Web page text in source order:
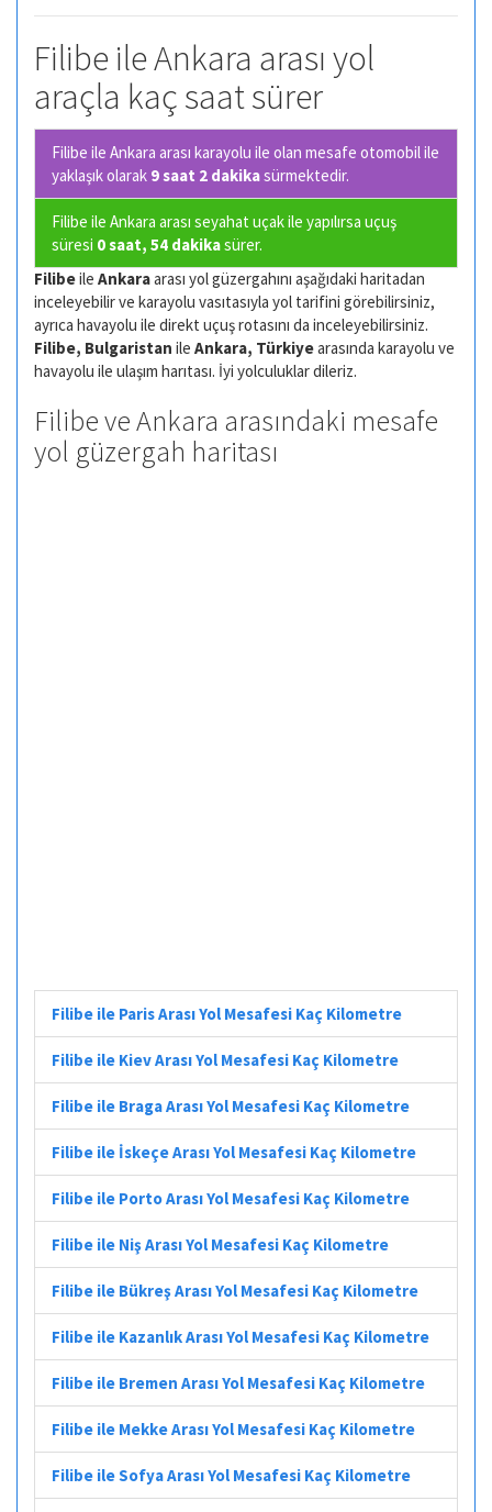
Filibe ile Ankara arası yol
araçla kaç saat sürer
Filibe ile Ankara arası karayolu ile olan mesafe otomobil ile
yaklaşık olarak 9 saat 2 dakikasürmektedir.
Filibe ile Ankara arası seyahat uçak ile yapılırsa uçuş
süresi 0 saat, 54 dakikasürer.
Filibeile Ankaraarası yol güzergahını aşağıdaki haritadan
inceleyebilir ve karayolu vasıtasıyla yol tarifini görebilirsiniz,
ayrıca havayolu ile direkt uçuş rotasını da inceleyebilirsiniz.
Filibe, Bulgaristan ile Ankara, Türkiyearasında karayolu ve
havayolu ile ulaşım harıtası. İyi yolculuklar dileriz.
Filibe ve Ankara arasındaki mesafe
yol güzergah haritası
Filibe ile Paris Arası Yol Mesafesi Kaç Kilometre
Filibe ile Kiev Arası Yol Mesafesi Kaç Kilometre
Filibe ile Braga Arası Yol Mesafesi Kaç Kilometre
Filibe ile İskeçe Arası Yol Mesafesi Kaç Kilometre
Filibe ile Porto Arası Yol Mesafesi Kaç Kilometre
Filibe ile Niş Arası Yol Mesafesi Kaç Kilometre
Filibe ile Bükreş Arası Yol Mesafesi Kaç Kilometre
Filibe ile Kazanlık Arası Yol Mesafesi Kaç Kilometre
Filibe ile Bremen Arası Yol Mesafesi Kaç Kilometre
Filibe ile Mekke Arası Yol Mesafesi Kaç Kilometre
Filibe ile Sofya Arası Yol Mesafesi Kaç Kilometre